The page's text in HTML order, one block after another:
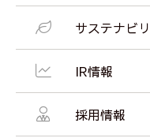
サステナビ
IR情報
採用情報